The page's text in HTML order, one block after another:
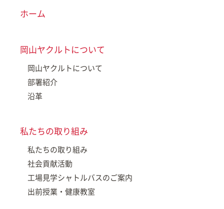
ホーム
岡山ヤクルトについて
岡山ヤクルトについて
部署紹介
沿革
私たちの取り組み
私たちの取り組み
社会貢献活動
工場見学シャトルバスのご案内
出前授業・健康教室